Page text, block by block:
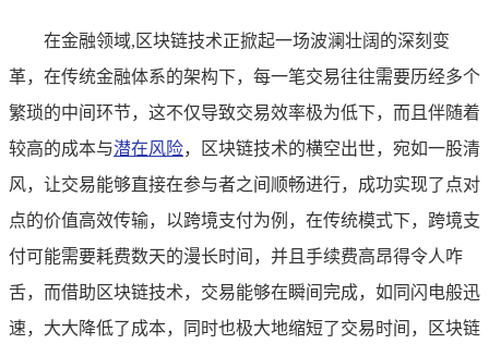
在金融领域,区块链技术正掀起一场波澜壮阔的深刻变
革，在传统金融体系的架构下，每一笔交易往往需要历经多个
繁琐的中间环节，这不仅导致交易效率极为低下，而且伴随着
较高的成本与潜在风险，区块链技术的横空出世，宛如一股清
风，让交易能够直接在参与者之间顺畅进行，成功实现了点对
点的价值高效传输，以跨境支付为例，在传统模式下，跨境支
付可能需要耗费数天的漫长时间，并且手续费高昂得令人咋
舌，而借助区块链技术，交易能够在瞬间完成，如同闪电般迅
速，大大降低了成本，同时也极大地缩短了交易时间，区块链